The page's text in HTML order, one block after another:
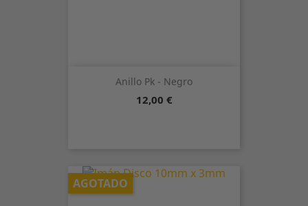
Anillo Pk - Negro
Precio
12,00 €
AGOTADO